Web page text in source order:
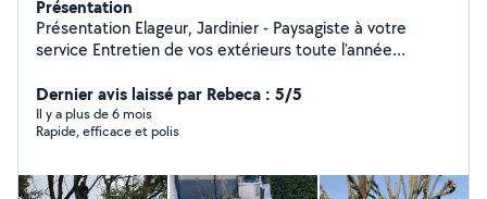
Présentation
Présentation Elageur, Jardinier - Paysagiste à votre
service Entretien de vos extérieurs toute l'année
mes services pour prendre soin de vos espaces verts et
de vos extérieurs. J'interviens pour l'entretien régulier ou
ponctuel, en m'adaptant à vos besoins et à votre
le souci du détail et du travail bien fait. Déplacement sur
Dernier avis laissé par Rebeca : 5/5
Il y a plus de 6 mois
Rapide, efficace et polis